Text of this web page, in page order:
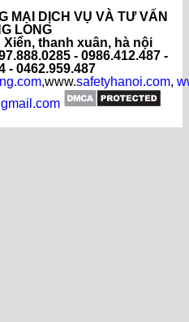
MẠI DỊCH VỤ VÀ TƯ VẤN
LONG
Xiển, thanh xuân, hà nội
- 0986.412.487 -
- 0462.959.487
,www.safetyhanoi.com,